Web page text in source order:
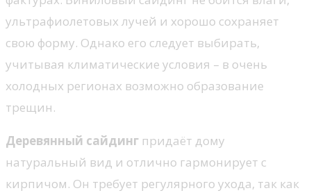
ультрафиолетовых лучей и хорошо сохраняет
свою форму. Однако его следует выбирать,
учитывая климатические условия – в очень
холодных регионах возможно образование
трещин.
Деревянный сайдинг придаёт дому
натуральный вид и отлично гармонирует с
кирпичом. Он требует регулярного ухода, так как